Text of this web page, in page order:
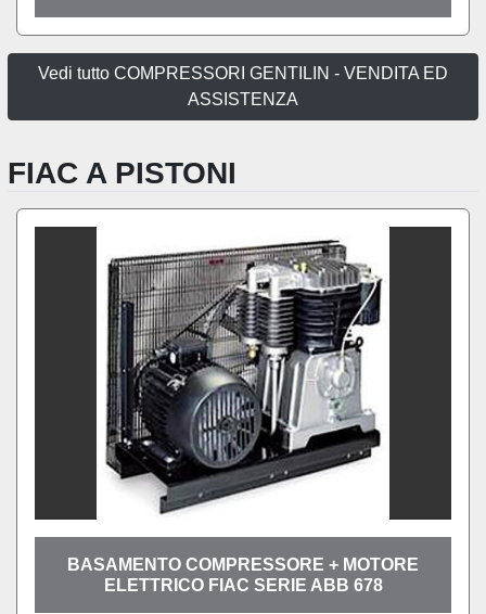
Vedi tutto COMPRESSORI GENTILIN - VENDITA ED
ASSISTENZA
FIAC A PISTONI
BASAMENTO COMPRESSORE + MOTORE
ELETTRICO FIAC SERIE ABB 678